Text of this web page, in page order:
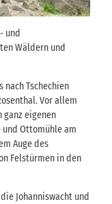
und
Wäldern und
Tschechien
Vor allem
ganz eigenen
und Ottomühle am
Auge des
Felstürmen in den
Johanniswacht und